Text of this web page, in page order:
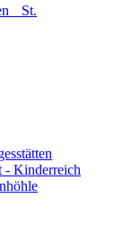
St.
- Kinderreich